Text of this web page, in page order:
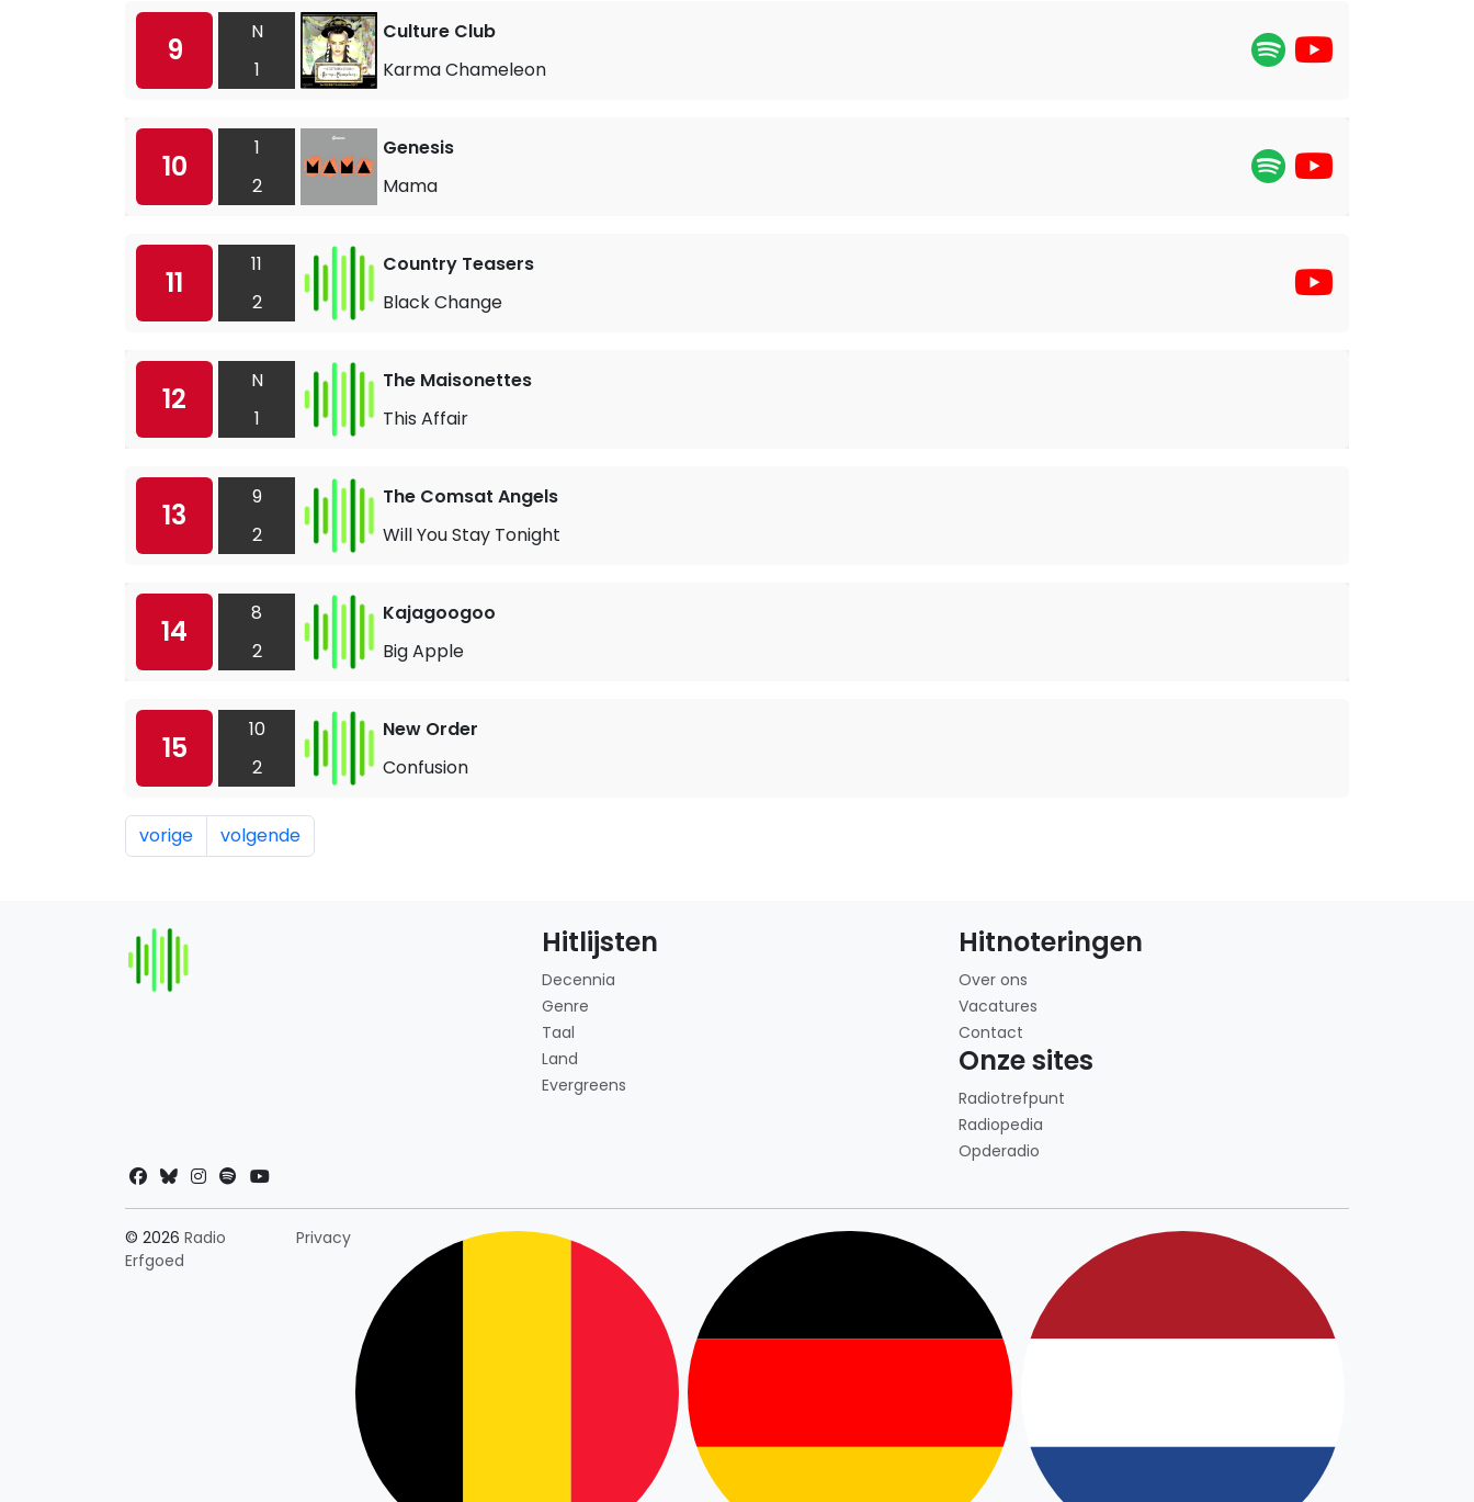
9
N
1
Culture Club
Karma Chameleon
10
1
2
Genesis
Mama
11
11
2
Country Teasers
Black Change
12
N
1
The Maisonettes
This Affair
13
9
2
The Comsat Angels
Will You Stay Tonight
14
8
2
Kajagoogoo
Big Apple
15
10
2
New Order
Confusion
vorige volgende
Hitlijsten
Decennia
Genre
Taal
Land
Evergreens
Hitnoteringen
Over ons
Vacatures
Contact
Onze sites
Radiotrefpunt
Radiopedia
Opderadio
© 2026 Radio
Erfgoed
PrivacyLandkeuze